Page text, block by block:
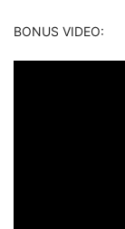
BONUS VIDEO: